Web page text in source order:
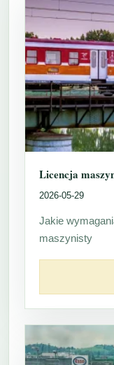
Licencja
2026-05-29
Jakie
maszynisty